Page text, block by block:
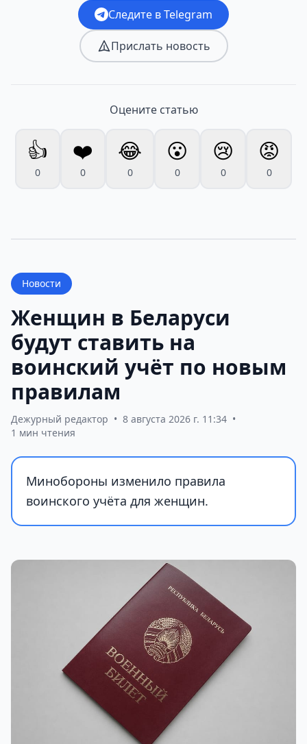
Следите в Telegram
Прислать новость
Оцените статью
👍
0
❤️
0
😂
0
😮
0
😢
0
😡
0
Новости
Женщин в Беларуси
будут ставить на
воинский учёт по новым
правилам
Дежурный редактор • 8 августа 2026 г. 11:34 •
1 мин чтения
Минобороны изменило правила
воинского учёта для женщин.